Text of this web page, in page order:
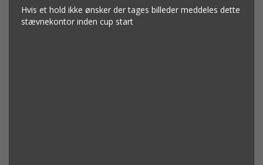
Hvis et hold ikke ønsker der tages billeder meddeles dette
stævnekontor inden cup start